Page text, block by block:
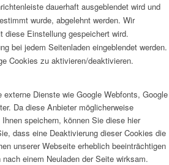
dauerhaft ausgeblendet wird und
wurde, abgelehnt werden. Wir
diese Einstellung gespeichert wird.
bei jedem Seitenladen eingeblendet werden.
Cookies zu aktivieren/deaktivieren.
Dienste wie Google Webfonts, Google
Da diese Anbieter möglicherweise
speichern, können Sie diese hier
dass eine Deaktivierung dieser Cookies die
unserer Webseite erheblich beeinträchtigen
einem Neuladen der Seite wirksam.